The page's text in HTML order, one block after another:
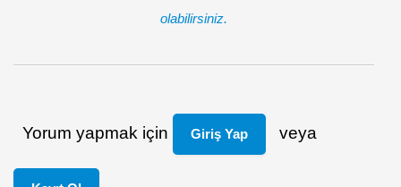
olabilirsiniz.
Yorum yapmak için Giriş Yap veya